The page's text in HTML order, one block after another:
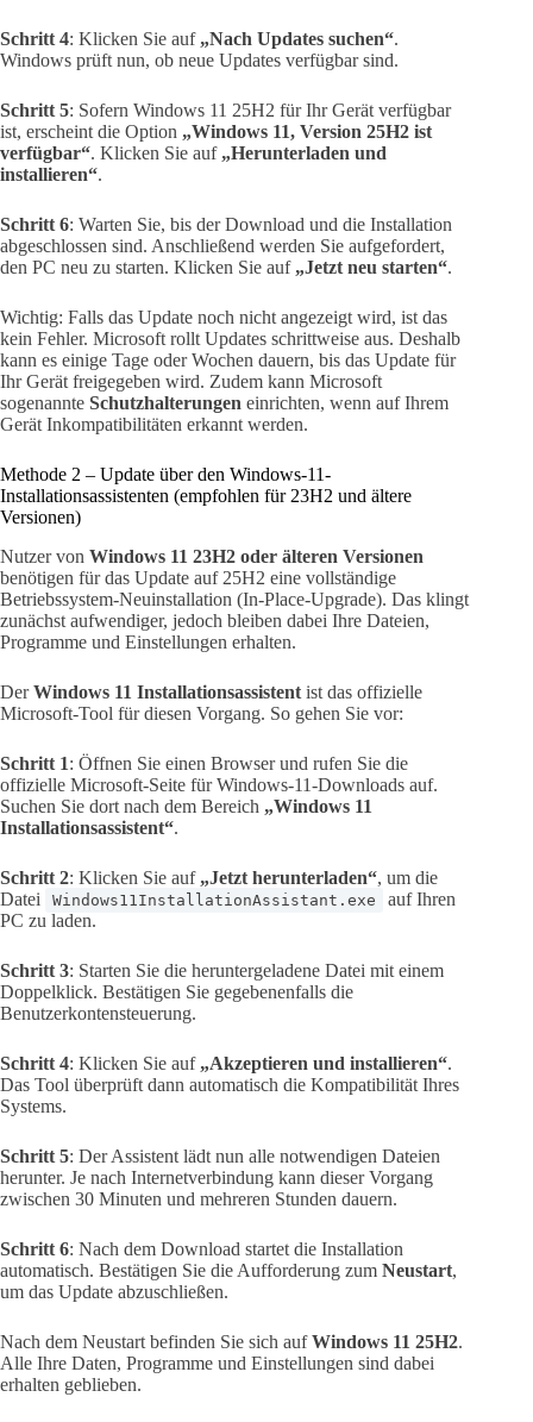
Schritt 4: Klicken Sie auf „Nach Updates suchen“.
Windows prüft nun, ob neue Updates verfügbar sind.
Schritt 5: Sofern Windows 11 25H2 für Ihr Gerät verfügbar
ist, erscheint die Option „Windows 11, Version 25H2 ist
verfügbar“. Klicken Sie auf „Herunterladen und
installieren“.
Schritt 6: Warten Sie, bis der Download und die Installation
abgeschlossen sind. Anschließend werden Sie aufgefordert,
den PC neu zu starten. Klicken Sie auf „Jetzt neu starten“.
Wichtig: Falls das Update noch nicht angezeigt wird, ist das
kein Fehler. Microsoft rollt Updates schrittweise aus. Deshalb
kann es einige Tage oder Wochen dauern, bis das Update für
Ihr Gerät freigegeben wird. Zudem kann Microsoft
sogenannte Schutzhalterungen einrichten, wenn auf Ihrem
Gerät Inkompatibilitäten erkannt werden.
Methode 2 – Update über den Windows-11-
Installationsassistenten (empfohlen für 23H2 und ältere
Versionen)
Nutzer von Windows 11 23H2 oder älteren Versionen
benötigen für das Update auf 25H2 eine vollständige
Betriebssystem-Neuinstallation (In-Place-Upgrade). Das klingt
zunächst aufwendiger, jedoch bleiben dabei Ihre Dateien,
Programme und Einstellungen erhalten.
DerWindows 11 Installationsassistent ist das offizielle
Microsoft-Tool für diesen Vorgang. So gehen Sie vor:
Schritt 1: Öffnen Sie einen Browser und rufen Sie die
offizielle Microsoft-Seite für Windows-11-Downloads auf.
Suchen Sie dort nach dem Bereich „Windows 11
Installationsassistent“.
Schritt 2: Klicken Sie auf „Jetzt herunterladen“, um die
Datei
Windows11InstallationAssistant.exe
auf Ihren
PC zu laden.
Schritt 3: Starten Sie die heruntergeladene Datei mit einem
Doppelklick. Bestätigen Sie gegebenenfalls die
Benutzerkontensteuerung.
Schritt 4: Klicken Sie auf „Akzeptieren und installieren“.
Das Tool überprüft dann automatisch die Kompatibilität Ihres
Systems.
Schritt 5: Der Assistent lädt nun alle notwendigen Dateien
herunter. Je nach Internetverbindung kann dieser Vorgang
zwischen 30 Minuten und mehreren Stunden dauern.
Schritt 6: Nach dem Download startet die Installation
automatisch. Bestätigen Sie die Aufforderung zum Neustart,
um das Update abzuschließen.
Nach dem Neustart befinden Sie sich aufWindows 11 25H2.
Alle Ihre Daten, Programme und Einstellungen sind dabei
erhalten geblieben.